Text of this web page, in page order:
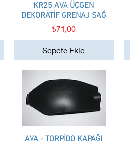
Hızlı Bakış
KR25 AVA ÜÇGEN
DEKORATİF GRENAJ SAĞ
Fiyat
₺71,00
Sepete Ekle
Hızlı Bakış
AVA - TORPİDO KAPAĞI